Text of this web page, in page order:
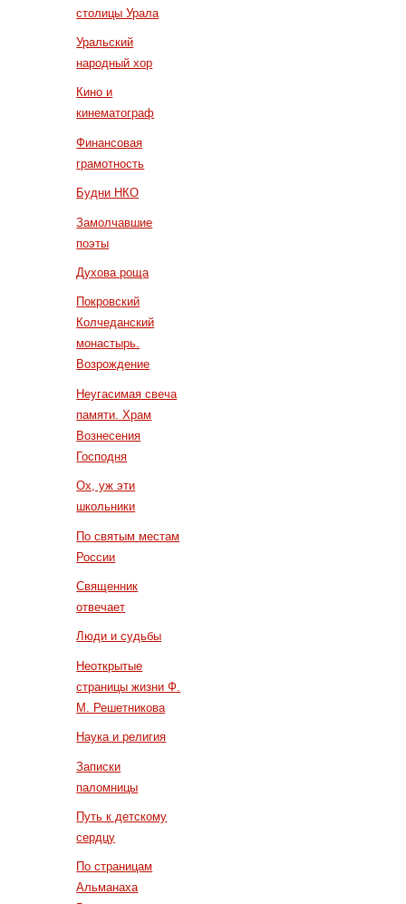
столицы Урала
Уральский
народный хор
Кино и
кинематограф
Финансовая
грамотность
Будни НКО
Замолчавшие
поэты
Духова роща
Покровский
Колчеданский
монастырь.
Возрождение
Неугасимая свеча
памяти. Храм
Вознесения
Господня
Ох, уж эти
школьники
По святым местам
России
Священник
отвечает
Люди и судьбы
Неоткрытые
страницы жизни Ф.
М. Решетникова
Наука и религия
Записки
паломницы
Путь к детскому
сердцу
По страницам
Альманаха